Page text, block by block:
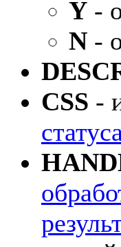
Y -
N -
CSS -
статуса